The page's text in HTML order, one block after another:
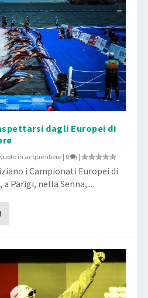
dagli Europei di
in acque libere | 0 |
i Campionati Europei di
Parigi, nella Senna,...